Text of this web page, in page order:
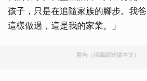
孩子，只是在追隨家族的腳步。我
這樣做過，這是我的家業。」
廣告（請繼續閱讀本文）